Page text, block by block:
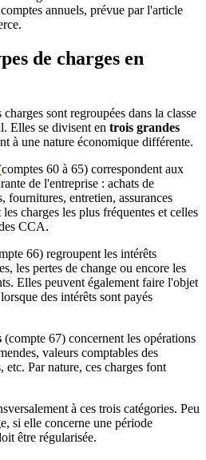
annuels, prévue par l'article
de charges en
sont regroupées dans la classe
Elles se divisent en trois grandes
à une nature économique différente.
60 à 65) correspondent aux
de l'entreprise : achats de
fournitures, entretien, assurances
charges les plus fréquentes et celles
CCA.
66) regroupent les intérêts
les pertes de change ou encore les
Elles peuvent également faire l'objet
des intérêts sont payés
(compte 67) concernent les opérations
valeurs comptables des
etc. Par nature, ces charges font
à ces trois catégories. Peu
si elle concerne une période
être régularisée.